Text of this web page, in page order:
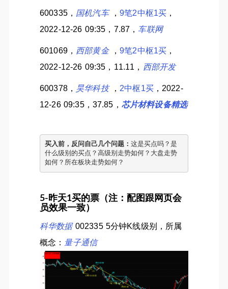
600335， 国机汽车 ，9笔2中枢1买 ，
2022-12-26 09:35，7.87， 车联网
601069， 西部黄金 ，9笔2中枢1买 ，
2022-12-26 09:35，11.11， 西部开发
600378， 昊华科技 ， 2中枢1买，2022-
12-26 09:35，37.85， 芯片材料设备精选
买入前，反问自己几个问题：这是买点吗？是
什么级别的买点？高级别走势如何？大盘走势
如何？所在板块走势如何？
5-昨天1买的票（注：配图跟网页会
员效果一致）
科华数据 002335 5分钟K线级别，所属
概念： 量子通信